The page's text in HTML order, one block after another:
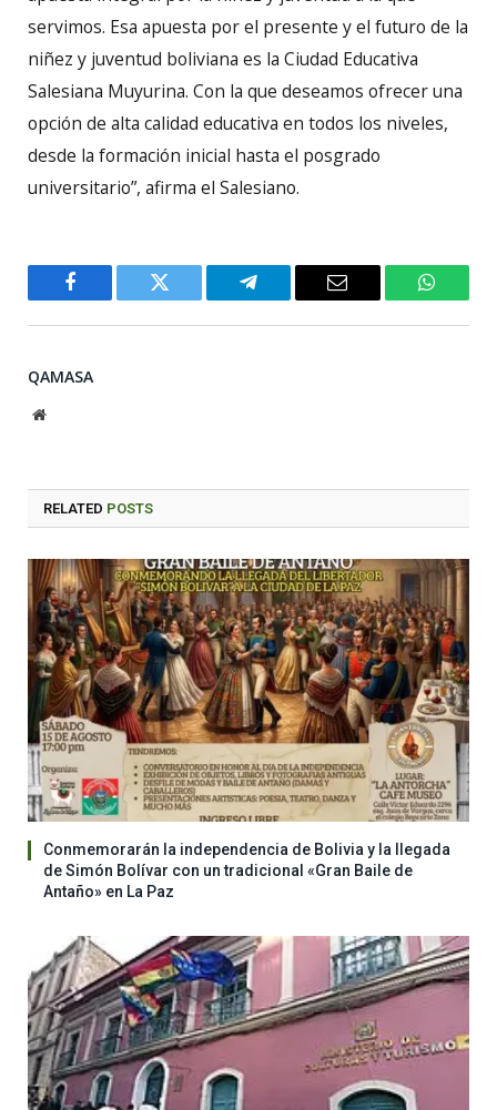
servimos. Esa apuesta por el presente y el futuro de la
niñez y juventud boliviana es la Ciudad Educativa
Salesiana Muyurina. Con la que deseamos ofrecer una
opción de alta calidad educativa en todos los niveles,
desde la formación inicial hasta el posgrado
universitario”, afirma el Salesiano.
Facebook Twitter Telegram Email
QAMASA
Website
RELATED POSTS
Conmemorarán la independencia de Bolivia y la llegada
de Simón Bolívar con un tradicional «Gran Baile de
Antaño» en La Paz